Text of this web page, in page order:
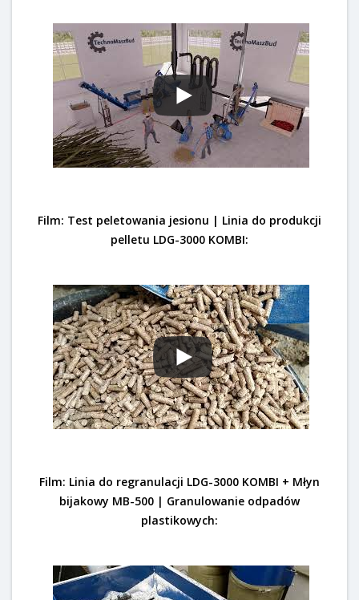
Film: Test peletowania jesionu | Linia do produkcji
pelletu LDG-3000 KOMBI:
Film: Linia do regranulacji LDG-3000 KOMBI + Młyn
bijakowy MB-500 | Granulowanie odpadów
plastikowych: